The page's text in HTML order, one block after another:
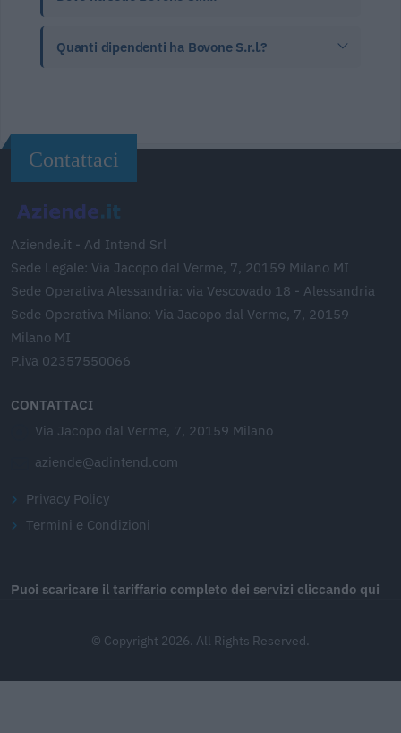
Quanti dipendenti ha Bovone S.r.l.?
Contattaci
Aziende.it - Ad Intend Srl
Sede Legale: Via Jacopo dal Verme, 7, 20159 Milano MI
Sede Operativa Alessandria: via Vescovado 18 - Alessandria
Sede Operativa Milano: Via Jacopo dal Verme, 7, 20159
Milano MI
P.iva 02357550066
CONTATTACI
Via Jacopo dal Verme, 7, 20159 Milano
aziende@adintend.com
Privacy Policy
Termini e Condizioni
Puoi scaricare il tariffario completo dei servizi cliccando qui
© Copyright 2026. All Rights Reserved.